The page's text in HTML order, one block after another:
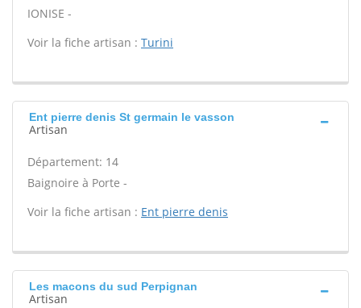
IONISE -
Voir la fiche artisan : Turini
Ent pierre denis St germain le vasson
Artisan
Département: 14
Baignoire à Porte -
Voir la fiche artisan : Ent pierre denis
Les macons du sud Perpignan
Artisan